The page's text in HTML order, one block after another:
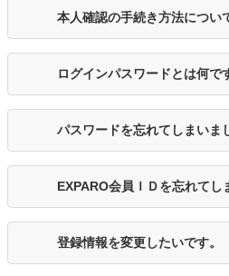
本人確認の手続き方法につい
ログインパスワードとは何で
パスワードを忘れてしまいま
EXPARO会員ＩＤを忘れてし
登録情報を変更したいです。